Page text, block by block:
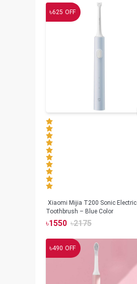
৳625 OFF
Xiaomi Mijia T200 Sonic Electric
Toothbrush – Blue Color
৳1550 ৳2175
৳490 OFF